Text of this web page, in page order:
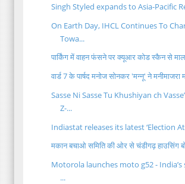
Singh Styled expands to Asia-Pacific
On Earth Day, IHCL Continues To
Towa...
पार्किंग में वाहन फंसने पर क्यूआर कोड स्कैन से
वार्ड 7 के पार्षद मनोज सोनकर 'मन्नू' ने मनीमाजरा
Sasse Ni Sasse Tu Khushiyan ch
Z-...
Indiastat releases its latest ‘Election
मकान बचाओ समिति की ओर से चंडीगढ़ हाउसिंग
Motorola launches moto g52 -
...